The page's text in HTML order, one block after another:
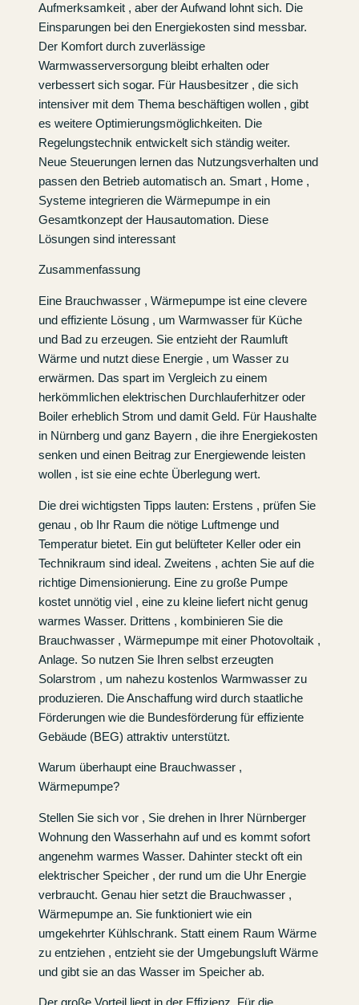
Aufmerksamkeit , aber der Aufwand lohnt sich. Die
Einsparungen bei den Energiekosten sind messbar.
Der Komfort durch zuverlässige
Warmwasserversorgung bleibt erhalten oder
verbessert sich sogar. Für Hausbesitzer , die sich
intensiver mit dem Thema beschäftigen wollen , gibt
es weitere Optimierungsmöglichkeiten. Die
Regelungstechnik entwickelt sich ständig weiter.
Neue Steuerungen lernen das Nutzungsverhalten und
passen den Betrieb automatisch an. Smart , Home ,
Systeme integrieren die Wärmepumpe in ein
Gesamtkonzept der Hausautomation. Diese
Lösungen sind interessant
Zusammenfassung
Eine Brauchwasser , Wärmepumpe ist eine clevere
und effiziente Lösung , um Warmwasser für Küche
und Bad zu erzeugen. Sie entzieht der Raumluft
Wärme und nutzt diese Energie , um Wasser zu
erwärmen. Das spart im Vergleich zu einem
herkömmlichen elektrischen Durchlauferhitzer oder
Boiler erheblich Strom und damit Geld. Für Haushalte
in Nürnberg und ganz Bayern , die ihre Energiekosten
senken und einen Beitrag zur Energiewende leisten
wollen , ist sie eine echte Überlegung wert.
Die drei wichtigsten Tipps lauten: Erstens , prüfen Sie
genau , ob Ihr Raum die nötige Luftmenge und
Temperatur bietet. Ein gut belüfteter Keller oder ein
Technikraum sind ideal. Zweitens , achten Sie auf die
richtige Dimensionierung. Eine zu große Pumpe
kostet unnötig viel , eine zu kleine liefert nicht genug
warmes Wasser. Drittens , kombinieren Sie die
Brauchwasser , Wärmepumpe mit einer Photovoltaik ,
Anlage. So nutzen Sie Ihren selbst erzeugten
Solarstrom , um nahezu kostenlos Warmwasser zu
produzieren. Die Anschaffung wird durch staatliche
Förderungen wie die Bundesförderung für effiziente
Gebäude (BEG) attraktiv unterstützt.
Warum überhaupt eine Brauchwasser ,
Wärmepumpe?
Stellen Sie sich vor , Sie drehen in Ihrer Nürnberger
Wohnung den Wasserhahn auf und es kommt sofort
angenehm warmes Wasser. Dahinter steckt oft ein
elektrischer Speicher , der rund um die Uhr Energie
verbraucht. Genau hier setzt die Brauchwasser ,
Wärmepumpe an. Sie funktioniert wie ein
umgekehrter Kühlschrank. Statt einem Raum Wärme
zu entziehen , entzieht sie der Umgebungsluft Wärme
und gibt sie an das Wasser im Speicher ab.